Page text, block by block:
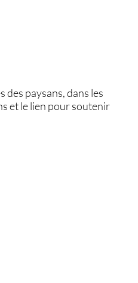
paysans, dans les
et le lien pour soutenir